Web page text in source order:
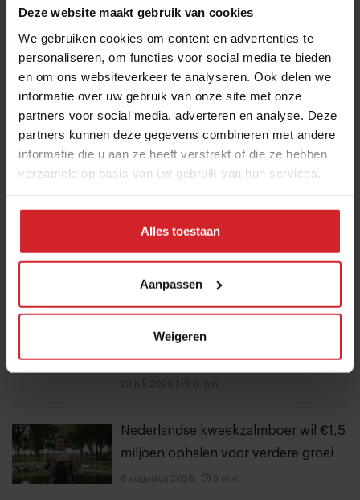
Deze website maakt gebruik van cookies
We gebruiken cookies om content en advertenties te
personaliseren, om functies voor social media te bieden
en om ons websiteverkeer te analyseren. Ook delen we
informatie over uw gebruik van onze site met onze
partners voor social media, adverteren en analyse. Deze
partners kunnen deze gegevens combineren met andere
informatie die u aan ze heeft verstrekt of die ze hebben
verzameld op basis van uw gebruik van hun services.
Alles toestaan
Aanpassen
Weigeren
Eten in Amsterdam: van verscholen
4 augustus 2026 | 6 min
Joris Bijdendijk en Samuel Levie
openen eenmalig pop-uprestaurant
4 augustus 2026| 3 min
10 globale foodtrends: van
darmgezondheid en brainfood tot
slimmer snacken
6 min
Nederlandse kweekzalmboer wil €1,5
miljoen ophalen voor verdere groei
6 augustus 2026 5 min